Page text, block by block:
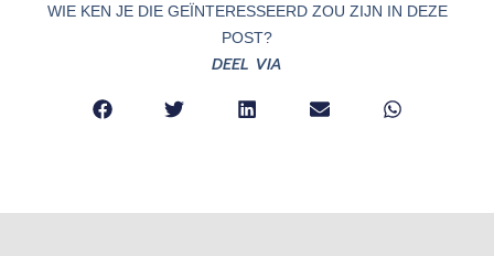
WIE KEN JE DIE GEÏNTERESSEERD ZOU ZIJN IN DEZE
POST?
DEEL VIA